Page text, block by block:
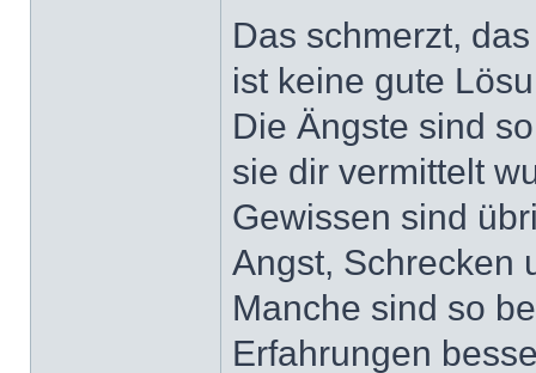
Das schmerzt,
ist keine gute
Die Ängste sind
sie dir vermittelt
Gewissen sind
Angst, Schrecken
Manche sind so
Erfahrungen